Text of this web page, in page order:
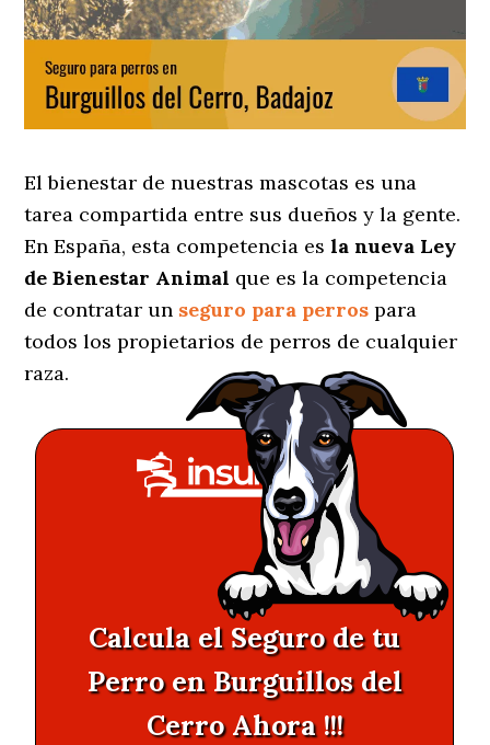
El bienestar de nuestras mascotas es una
tarea compartida entre sus dueños y la gente.
En España, esta competencia esla nueva Ley
de Bienestar Animal que es la competencia
de contratar un seguro para perros para
todos los propietarios de perros de cualquier
raza.
Calcula el Seguro de tu
Perro en Burguillos del
Cerro Ahora !!!